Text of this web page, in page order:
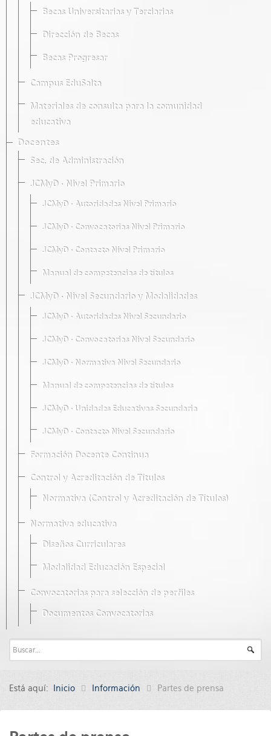
Becas Universitarias y Terciarias
Dirección de Becas
Becas Progresar
Campus EduSalta
Materiales de consulta para la comunidad
educativa
Docentes
Sec. de Administración
JCMyD · Nivel Primario
JCMyD · Autoridades Nivel Primario
JCMyD · Convocatorias Nivel Primario
JCMyD · Contacto Nivel Primario
Manual de competencias de títulos
JCMyD · Nivel Secundario y Modalidades
JCMyD · Autoridades Nivel Secundario
JCMyD · Convocatorias Nivel Secundario
JCMyD · Normativa Nivel Secundario
Manual de competencias de títulos
JCMyD · Unidades Educativas Secundaria
JCMyD · Contacto Nivel Secundario
Formación Docente Continua
Control y Acreditación de Títulos
Normativa (Control y Acreditación de Títulos)
Normativa educativa
Diseños Curriculares
Modalidad Educación Especial
Convocatorias para selección de perfiles
Documentos Convocatorias
Está aquí: Inicio Información Partes de prensa